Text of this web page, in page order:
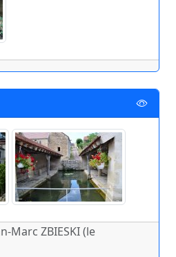
Marc ZBIESKI (le